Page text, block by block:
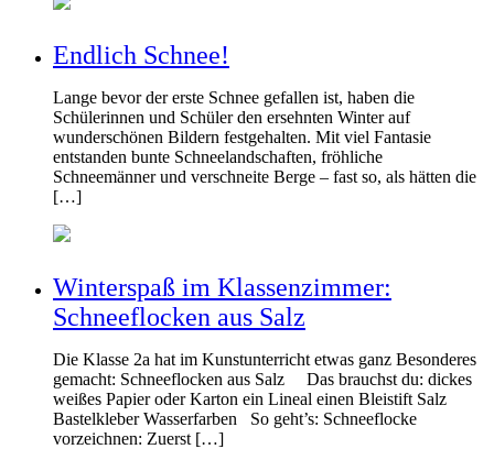
Endlich Schnee!
Lange bevor der erste Schnee gefallen ist, haben die
Schülerinnen und Schüler den ersehnten Winter auf
wunderschönen Bildern festgehalten. Mit viel Fantasie
entstanden bunte Schneelandschaften, fröhliche
Schneemänner und verschneite Berge – fast so, als hätten die
[…]
Winterspaß im Klassenzimmer:
Schneeflocken aus Salz
Die Klasse 2a hat im Kunstunterricht etwas ganz Besonderes
gemacht: Schneeflocken aus Salz Das brauchst du: dickes
weißes Papier oder Karton ein Lineal einen Bleistift Salz
Bastelkleber Wasserfarben So geht’s: Schneeflocke
vorzeichnen: Zuerst […]